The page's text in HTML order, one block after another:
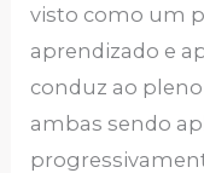
visto como um
aprendizado e
conduz ao
ambas sendo